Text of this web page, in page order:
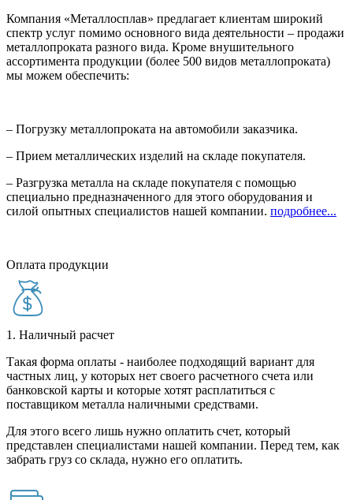
Компания «Металлосплав» предлагает клиентам широкий
спектр услуг помимо основного вида деятельности – продажи
металлопроката разного вида. Кроме внушительного
ассортимента продукции (более 500 видов металлопроката)
мы можем обеспечить:
– Погрузку металлопроката на автомобили заказчика.
– Прием металлических изделий на складе покупателя.
– Разгрузка металла на складе покупателя с помощью
специально предназначенного для этого оборудования и
силой опытных специалистов нашей компании. подробнее...
Оплата продукции
1. Наличный расчет
Такая форма оплаты - наиболее подходящий вариант для
частных лиц, у которых нет своего расчетного счета или
банковской карты и которые хотят расплатиться с
поставщиком металла наличными средствами.
Для этого всего лишь нужно оплатить счет, который
представлен специалистами нашей компании. Перед тем, как
забрать груз со склада, нужно его оплатить.